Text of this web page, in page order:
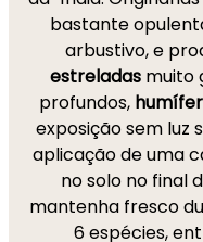
bastante
arbustivo, e
estreladas muito
profundos,
exposição sem luz
aplicação de uma
no solo no final
mantenha fresco
6 espécies,